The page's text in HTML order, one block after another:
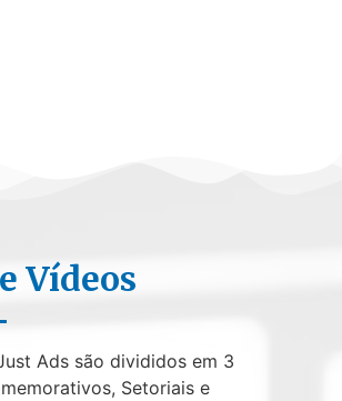
Vídeos
Ads são divididos em 3
Setoriais e